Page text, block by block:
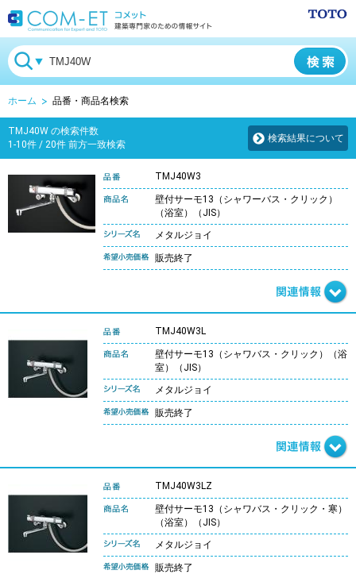
ホーム 品番・商品名検索
TMJ40W の検索件数
1-10件 / 20件 前方一致検索
検索結果について
TMJ40W3
壁付サーモ13（シャワーバス・クリック）
（浴室）（JIS）
メタルジョイ
販売終了
TMJ40W3L
壁付サーモ13（シャワバス・クリック）（浴
室）（JIS）
メタルジョイ
販売終了
TMJ40W3LZ
壁付サーモ13（シャワバス・クリック・寒）
（浴室）（JIS）
メタルジョイ
販売終了